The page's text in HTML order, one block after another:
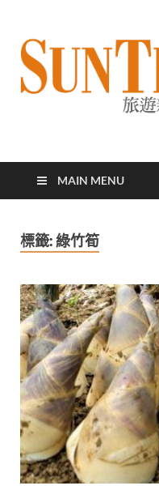
太陽網
MAIN MENU
標籤:綠竹筍